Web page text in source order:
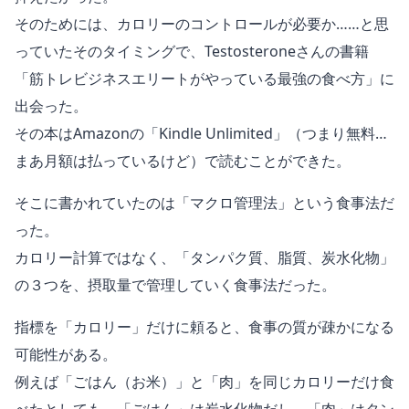
そのためには、カロリーのコントロールが必要か……と思
っていたそのタイミングで、Testosteroneさんの書籍
「筋トレビジネスエリートがやっている最強の食べ方」に
出会った。
その本はAmazonの「Kindle Unlimited」（つまり無料…
まあ月額は払っているけど）で読むことができた。
そこに書かれていたのは「マクロ管理法」という食事法だ
った。
カロリー計算ではなく、「タンパク質、脂質、炭水化物」
の３つを、摂取量で管理していく食事法だった。
指標を「カロリー」だけに頼ると、食事の質が疎かになる
可能性がある。
例えば「ごはん（お米）」と「肉」を同じカロリーだけ食